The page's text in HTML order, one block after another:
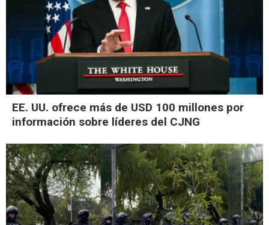
EE. UU. ofrece más de USD 100 millones por
información sobre líderes del CJNG